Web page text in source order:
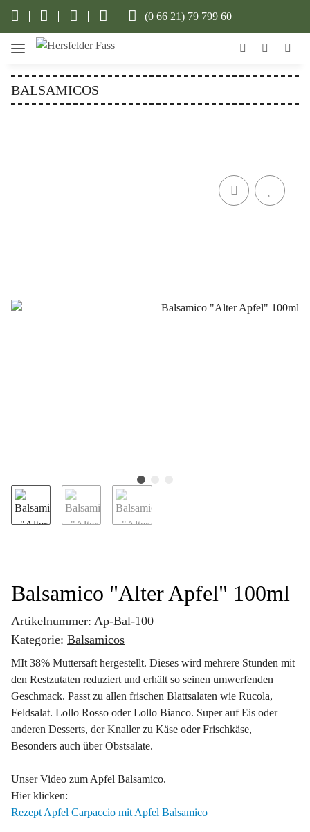
(0 66 21) 79 799 60
BALSAMICOS
Balsamico "Alter Apfel" 100ml
Artikelnummer: Ap-Bal-100
Kategorie: Balsamicos
MIt 38% Muttersaft hergestellt. Dieses wird mehrere Stunden mit
den Restzutaten reduziert und erhält so seinen umwerfenden
Geschmack. Passt zu allen frischen Blattsalaten wie Rucola,
Feldsalat. Lollo Rosso oder Lollo Bianco. Super auf Eis oder
anderen Desserts, der Knaller zu Käse oder Frischkäse,
Besonders auch über Obstsalate.
Unser Video zum Apfel Balsamico.
Hier klicken:
Rezept Apfel Carpaccio mit Apfel Balsamico